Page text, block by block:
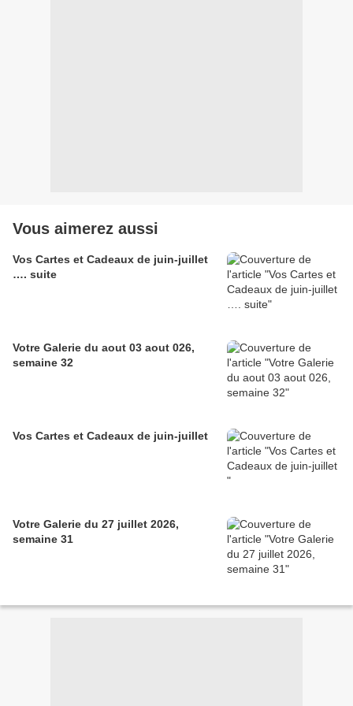
Vous aimerez aussi
Vos Cartes et Cadeaux de juin-juillet
…. suite
Votre Galerie du aout 03 aout 026,
semaine 32
Vos Cartes et Cadeaux de juin-juillet
Votre Galerie du 27 juillet 2026,
semaine 31